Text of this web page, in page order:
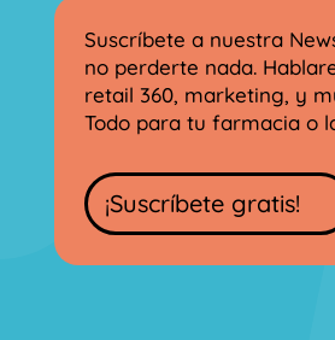
Suscríbete a nuestra
no perderte nada.
retail 360, marketing, y
Todo para tu farmacia o
¡Suscríbete gratis!